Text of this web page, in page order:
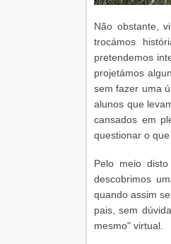
Não obstante,
trocámos
pretendemos
projetámos
sem fazer uma
alunos que
cansados em
questionar o
Pelo meio
descobrimos
quando assim
pais, sem
mesmo" virtual.